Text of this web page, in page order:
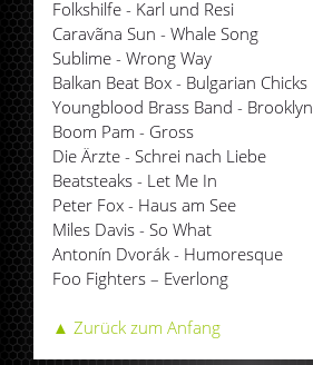
Folkshilfe - Karl und Resi
Caravãna Sun - Whale Song
Sublime - Wrong Way
Balkan Beat Box - Bulgarian Chicks
Youngblood Brass Band - Brooklyn
Boom Pam - Gross
Die Ärzte - Schrei nach Liebe
Beatsteaks - Let Me In
Peter Fox - Haus am See
Miles Davis - So What
Antonín Dvorák - Humoresque
Foo Fighters – Everlong
▲ Zurück zum Anfang